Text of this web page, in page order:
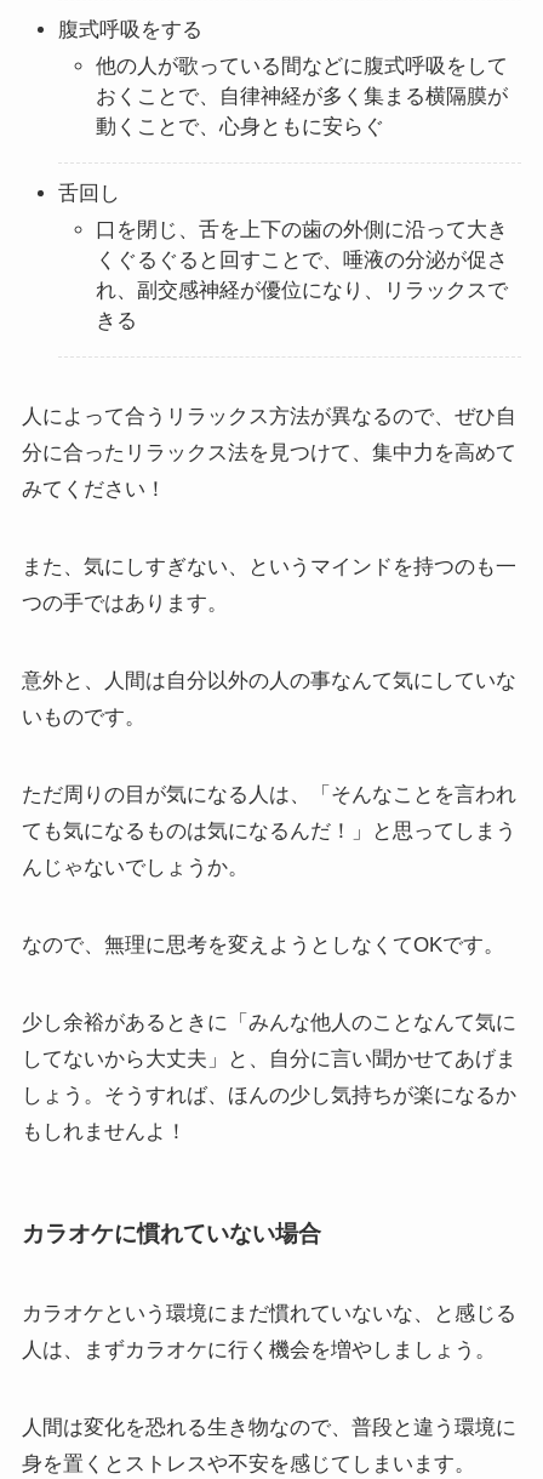
腹式呼吸をする
他の人が歌っている間などに腹式呼吸をして
おくことで、自律神経が多く集まる横隔膜が
動くことで、心身ともに安らぐ
舌回し
口を閉じ、舌を上下の歯の外側に沿って大き
くぐるぐると回すことで、唾液の分泌が促さ
れ、副交感神経が優位になり、リラックスで
きる
人によって合うリラックス方法が異なるので、ぜひ自
分に合ったリラックス法を見つけて、集中力を高めて
みてください！
また、気にしすぎない、というマインドを持つのも一
つの手ではあります。
意外と、人間は自分以外の人の事なんて気にしていな
いものです。
ただ周りの目が気になる人は、「そんなことを言われ
ても気になるものは気になるんだ！」と思ってしまう
んじゃないでしょうか。
なので、無理に思考を変えようとしなくてOKです。
少し余裕があるときに「みんな他人のことなんて気に
してないから大丈夫」と、自分に言い聞かせてあげま
しょう。そうすれば、ほんの少し気持ちが楽になるか
もしれませんよ！
カラオケに慣れていない場合
カラオケという環境にまだ慣れていないな、と感じる
人は、まずカラオケに行く機会を増やしましょう。
人間は変化を恐れる生き物なので、普段と違う環境に
身を置くとストレスや不安を感じてしまいます。